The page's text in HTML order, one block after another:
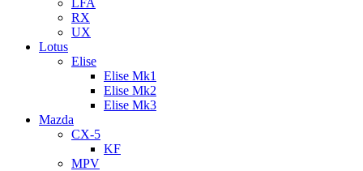
LFA
RX
UX
Lotus
Elise
Elise Mk1
Elise Mk2
Elise Mk3
Mazda
CX-5
KF
MPV